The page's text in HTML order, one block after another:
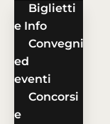
Biglietti
e Info
Convegni
ed
eventi
Concorsi
e